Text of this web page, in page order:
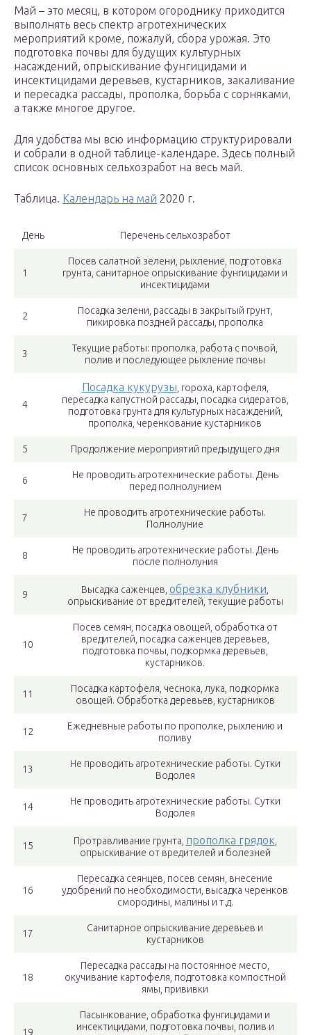
Май – это месяц, в котором огороднику приходится
выполнять весь спектр агротехнических
мероприятий кроме, пожалуй, сбора урожая. Это
подготовка почвы для будущих культурных
насаждений, опрыскивание фунгицидами и
инсектицидами деревьев, кустарников, закаливание
и пересадка рассады, прополка, борьба с сорняками,
а также многое другое.
Для удобства мы всю информацию структурировали
и собрали в одной таблице-календаре. Здесь полный
список основных сельхозработ на весь май.
Таблица. Календарь на май 2020 г.
День Перечень сельхозработ
1
Посев салатной зелени, рыхление, подготовка
грунта, санитарное опрыскивание фунгицидами и
инсектицидами
2
Посадка зелени, рассады в закрытый грунт,
пикировка поздней рассады, прополка
3
Текущие работы: прополка, работа с почвой,
полив и последующее рыхление почвы
4
Посадка кукурузы , гороха, картофеля,
пересадка капустной рассады, посадка сидератов,
подготовка грунта для культурных насаждений,
прополка, черенкование кустарников
5 Продолжение мероприятий предыдущего дня
6
Не проводить агротехнические работы. День
перед полнолунием
7
Не проводить агротехнические работы.
Полнолуние
8
Не проводить агротехнические работы. День
после полнолуния
9 Высадка саженцев, обрезка клубники
опрыскивание от вредителей, текущие работы
10
Посев семян, посадка овощей, обработка от
вредителей, посадка саженцев деревьев,
подготовка почвы, подкормка деревьев,
кустарников.
11
Посадка картофеля, чеснока, лука, подкормка
овощей. Обработка деревьев, кустарников
12
Ежедневные работы по прополке, рыхлению и
поливу
13
Не проводить агротехнические работы. Сутки
Водолея
14
Не проводить агротехнические работы. Сутки
Водолея
15 Протравливание грунта, прополка грядок
опрыскивание от вредителей и болезней
16
Пересадка сеянцев, посев семян, внесение
удобрений по необходимости, высадка черенков
смородины, малины и т.д.
17
Санитарное опрыскивание деревьев и
кустарников
18
Пересадка рассады на постоянное место,
окучивание картофеля, подготовка компостной
ямы, прививки
19
Пасынкование, обработка фунгицидами и
инсектицидами, подготовка почвы, полив и